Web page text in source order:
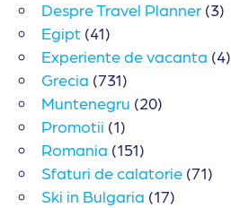
Despre Travel Planner (3)
Egipt (41)
Experiente de vacanta (4)
Grecia (731)
Muntenegru (20)
Promotii (1)
Romania (151)
Sfaturi de calatorie (71)
Ski in Bulgaria (17)